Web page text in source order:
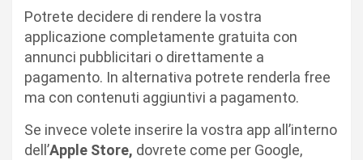
Potrete decidere di rendere la vostra
applicazione completamente gratuita con
annunci pubblicitari o direttamente a
pagamento. In alternativa potrete renderla free
ma con contenuti aggiuntivi a pagamento.
Se invece volete inserire la vostra app all’interno
dell’Apple Store, dovrete come per Google,